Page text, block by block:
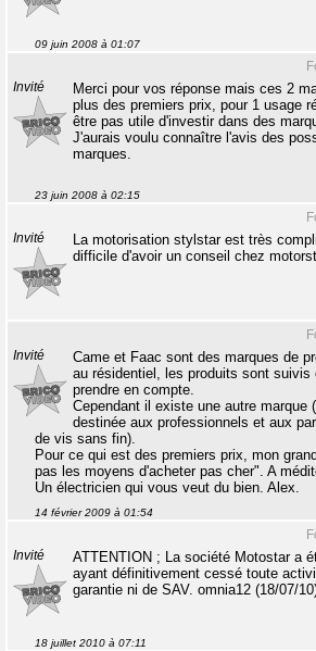
09 juin 2008 à 01:07
Invité
Merci pour vos réponse mais ces 2
plus des premiers prix, pour 1 usage
être pas utile d'investir dans des
J'aurais voulu connaître l'avis des
marques.
23 juin 2008 à 02:15
Invité
La motorisation stylstar est très
difficile d'avoir un conseil chez
Invité
Came et Faac sont des marques de
au résidentiel, les produits sont suivis
prendre en compte.
Cependant il existe une autre marque
destinée aux professionnels et aux
de vis sans fin).
Pour ce qui est des premiers prix, mon
pas les moyens d'acheter pas cher". A
Un électricien qui vous veut du bien. Alex.
14 février 2009 à 01:54
Invité
ATTENTION ; La société Motostar a
ayant définitivement cessé toute
garantie ni de SAV. omnia12 (18/07/
18 juillet 2010 à 07:11